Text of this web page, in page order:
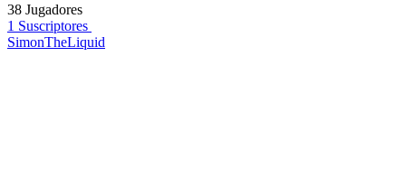
38 Jugadores
1 Suscriptores
SimonTheLiquid